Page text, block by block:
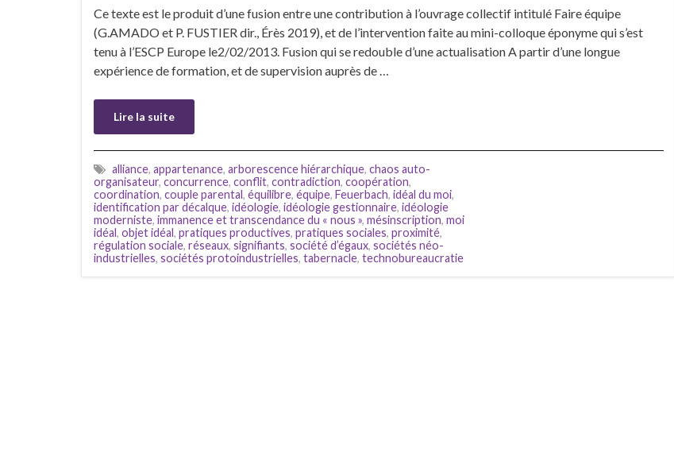
Ce texte est le produit d’une fusion entre une contribution à l’ouvrage collectif intitulé Faire équipe
(G.AMADO et P. FUSTIER dir., Érès 2019), et de l’intervention faite au mini-colloque éponyme qui s’est
tenu à l’ESCP Europe le2/02/2013. Fusion qui se redouble d’une actualisation A partir d’une longue
expérience de formation, et de supervision auprès de …
Lire la suite
alliance, appartenance, arborescence hiérarchique, chaos auto-
organisateur, concurrence, conflit, contradiction, coopération,
coordination, couple parental, équilibre, équipe, Feuerbach, idéal du moi,
identification par décalque, idéologie, idéologie gestionnaire, idéologie
moderniste, immanence et transcendance du « nous », mésinscription, moi
idéal, objet idéal, pratiques productives, pratiques sociales, proximité,
régulation sociale, réseaux, signifiants, société d’égaux, sociétés néo-
industrielles, sociétés protoindustrielles, tabernacle, technobureaucratie